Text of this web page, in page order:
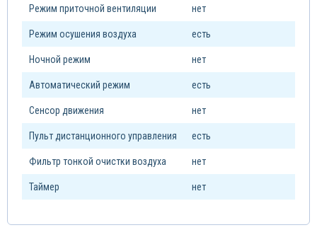
Режим приточной вентиляции нет
Режим осушения воздуха есть
Ночной режим нет
Автоматический режим есть
Сенсор движения нет
Пульт дистанционного управления есть
Фильтр тонкой очистки воздуха нет
Таймер нет